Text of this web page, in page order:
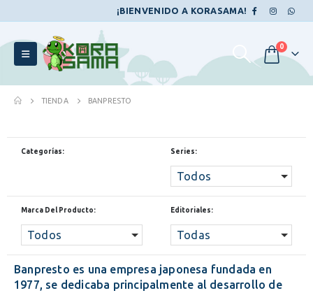
¡BIENVENIDO A KORASAMA!
0
TIENDA BANPRESTO
Banpresto es una empresa japonesa fundada en
1977, se dedicaba principalmente al desarrollo de
Categorías: Series:
Todos
Marca Del Producto:
Todos
Editoriales:
Todas